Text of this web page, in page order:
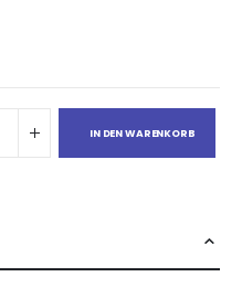
IN DEN WARENKORB